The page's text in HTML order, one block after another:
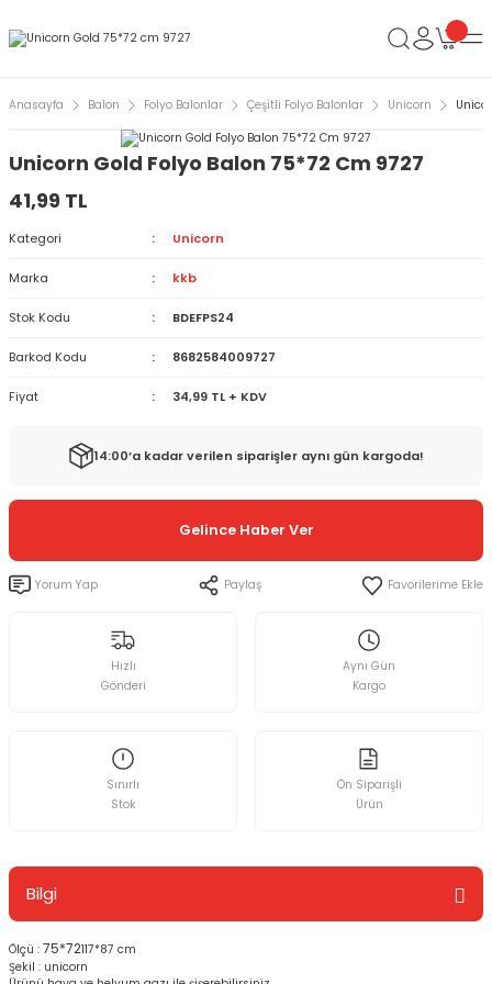
Anasayfa Balon Folyo Balonlar Çeşitli Folyo Balonlar Unicorn
Unicorn Gold Folyo Balon 75*72 Cm 9727
41,99 TL
Kategori Unicorn
Marka kkb
Stok Kodu BDEFPS24
Barkod Kodu 8682584009727
Fiyat 34,99 TL + KDV
14:00’a kadar verilen siparişler aynı gün kargoda!
Gelince Haber Ver
Yorum Yap Paylaş
Hızlı
Gönderi
Aynı Gün
Kargo
Sınırlı
Stok
Ön Siparişli
Ürün
Bilgi
Ölçü : 75*72117*87 cm
Şekil : unicorn